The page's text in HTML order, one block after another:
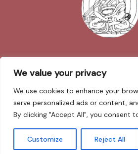
We value your privacy
We use cookies to enhance your
serve personalized ads or content,
By clicking "Accept All", you consent
Customize Reject All
Sarva